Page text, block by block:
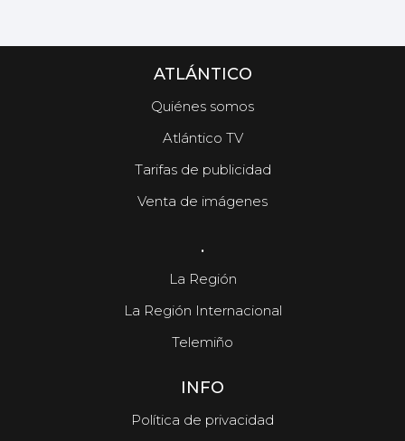
ATLÁNTICO
Quiénes somos
Atlántico TV
Tarifas de publicidad
Venta de imágenes
.
La Región
La Región Internacional
Telemiño
INFO
Política de privacidad